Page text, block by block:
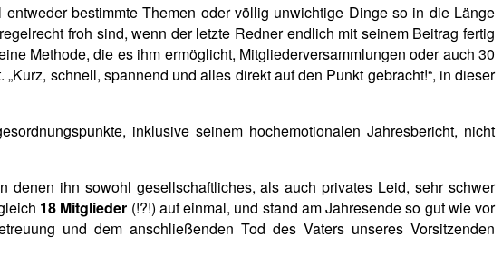
bestimmte Themen oder völlig unwichtige Dinge so in die Länge
froh sind, wenn der letzte Redner endlich mit seinem Beitrag fertig
Methode, die es ihm ermöglicht, Mitgliederversammlungen oder auch 30
schnell, spannend und alles direkt auf den Punkt gebracht!“, in dieser
inklusive seinem hochemotionalen Jahresbericht, nicht
denen ihn sowohl gesellschaftliches, alsauch privates Leid, sehr schwer
18 Mitglieder (!?!) auf einmal, und stand am Jahresende so gut wie vor
und dem anschließenden Tod des Vaters unseres Vorsitzenden